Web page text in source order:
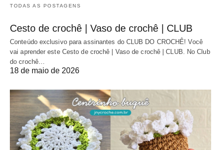
TODAS AS POSTAGENS
Cesto de crochê | Vaso de crochê | CLUB
Conteúdo exclusivo para assinantes do CLUB DO CROCHÊ! Você
vai aprender este Cesto de crochê | Vaso de crochê | CLUB. No Club
do crochê…
18 de maio de 2026